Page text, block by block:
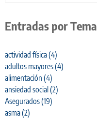
Entradas por Tema
actividad física(4)
adultos mayores(4)
alimentación (4)
ansiedad social (2)
Asegurados(19)
asma(2)